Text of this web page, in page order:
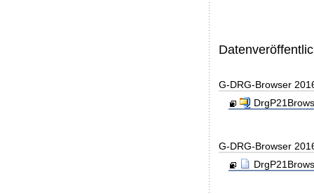
G-DRG-Browser
G-DRG-Browser